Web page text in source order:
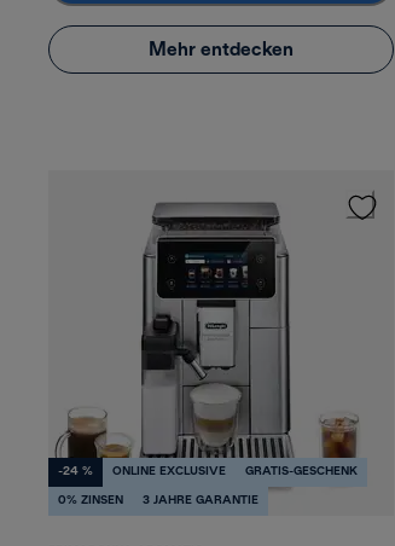
Mehr entdecken
-24 % ONLINE EXCLUSIVE GRATIS-GESCHENK
0% ZINSEN 3 JAHRE GARANTIE